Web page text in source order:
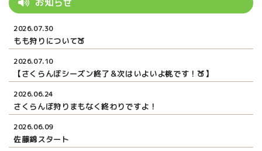
2026.07.30
もも狩りについて🍑
2026.07.10
【さくらんぼシーズン終了＆次はいよいよ桃です！🍑】
2026.06.24
さくらんぼ狩りまもなく終わりですよ！
2026.06.09
佐藤錦スタート